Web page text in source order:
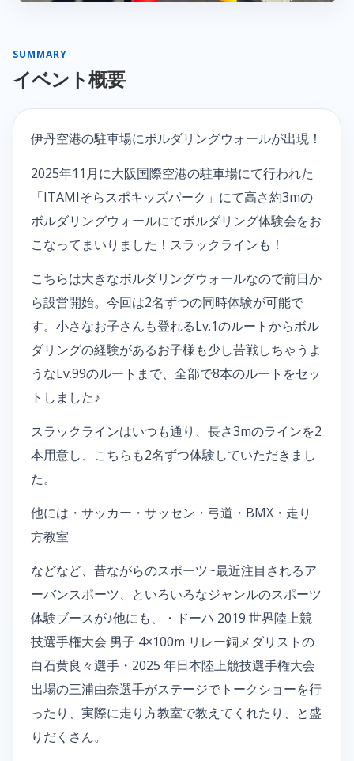
SUMMARY
イベント概要
伊丹空港の駐車場にボルダリングウォールが出現！
2025年11月に大阪国際空港の駐車場にて行われた
「ITAMIそらスポキッズパーク」にて高さ約3mの
ボルダリングウォールにてボルダリング体験会をお
こなってまいりました！スラックラインも！
こちらは大きなボルダリングウォールなので前日か
ら設営開始。今回は2名ずつの同時体験が可能で
す。小さなお子さんも登れるLv.1のルートからボル
ダリングの経験があるお子様も少し苦戦しちゃうよ
うなLv.99のルートまで、全部で8本のルートをセッ
トしました♪
スラックラインはいつも通り、長さ3mのラインを2
本用意し、こちらも2名ずつ体験していただきまし
た。
他には・サッカー・サッセン・弓道・BMX・走り
方教室
などなど、昔ながらのスポーツ~最近注目されるア
ーバンスポーツ、といろいろなジャンルのスポーツ
体験ブースが♪他にも、・ドーハ 2019 世界陸上競
技選手権大会 男子 4×100m リレー銅メダリストの
白石黄良々選手・2025 年日本陸上競技選手権大会
出場の三浦由奈選手がステージでトークショーを行
ったり、実際に走り方教室で教えてくれたり、と盛
りだくさん。